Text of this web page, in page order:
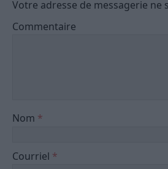
Votre adresse de messagerie ne
Commentaire
Nom *
Courriel *